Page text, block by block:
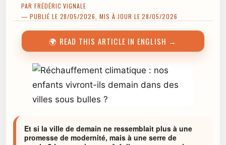
PAR FRÉDÉRIC VIGNALE
— PUBLIÉ LE 28/05/2026, MIS À JOUR LE 28/05/2026
🌍 READ THIS ARTICLE IN ENGLISH →
Et si la ville de demain ne ressemblait plus à une
promesse de modernité, mais à une serre de